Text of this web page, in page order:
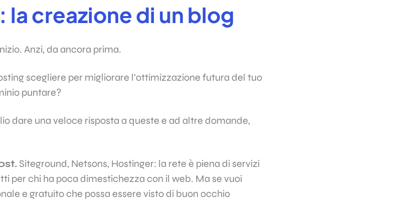
la creazione di un blog
Anzi, da ancora prima.
scegliere per migliorare l’ottimizzazione futura del tuo
puntare?
dare una veloce risposta a queste e ad altre domande,
Siteground, Netsons, Hostinger: la rete è piena di servizi
per chi ha poca dimestichezza con il web. Ma se vuoi
e gratuito che possa essere visto di buon occhio